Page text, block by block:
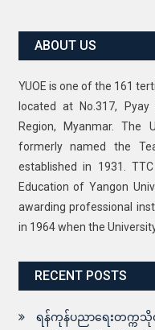
ABOUT US
YUOE is one of the 161
located at No.317,
Region, Myanmar. The
formerly named the
established in 1931.
Education of Yangon
awarding professional
in 1964 when the
RECENT POSTS
ရန်ကုန်ပညာရေးတက္ကသို